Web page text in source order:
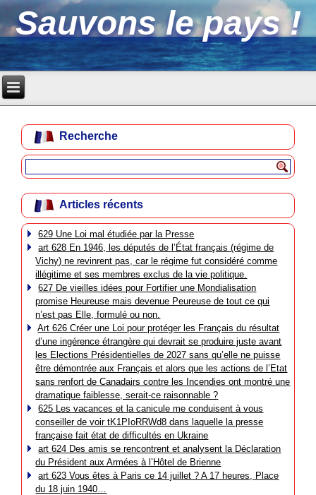
Sauvons le pays !
Recherche
Articles récents
629 Une Loi mal étudiée par la Presse
art 628 En 1946, les députés de l’État français (régime de
Vichy) ne revinrent pas, car le régime fut considéré comme
illégitime et ses membres exclus de la vie politique.
627 De vieilles idées pour Fortifier une Mondialisation
promise Heureuse mais devenue Peureuse de tout ce qui
n’est pas Elle, formulé ou non.
Art 626 Créer une Loi pour protéger les Français du résultat
d’une ingérence étrangère qui devrait se produire juste avant
les Elections Présidentielles de 2027 sans qu’elle ne puisse
être démontrée aux Français et alors que les actions de l’Etat
sans renfort de Canadairs contre les Incendies ont montré une
dramatique faiblesse, serait-ce raisonnable ?
625 Les vacances et la canicule me conduisent à vous
conseiller de voir tK1PIoRRWd8 dans laquelle la presse
française fait état de difficultés en Ukraine
art 624 Des amis se rencontrent et analysent la Déclaration
du Président aux Armées à l’Hôtel de Brienne
art 623 Vous êtes à Paris ce 14 juillet ? A 17 heures, Place
du 18 juin 1940…